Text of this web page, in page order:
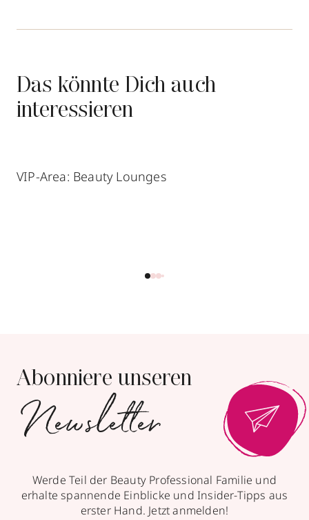
Das könnte Dich auch
interessieren
VIP-Area: Beauty Lounges
Abonniere unseren
Newsletter
Werde Teil der Beauty Professional Familie und
erhalte spannende Einblicke und Insider-Tipps aus
erster Hand. Jetzt anmelden!